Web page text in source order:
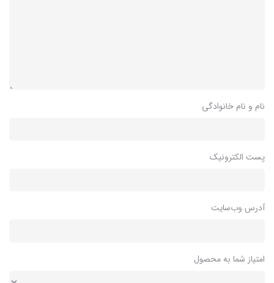
نام و نام خانوادگی
پست الکترونیک
آدرس وب‌سایت
امتیاز شما به محصول